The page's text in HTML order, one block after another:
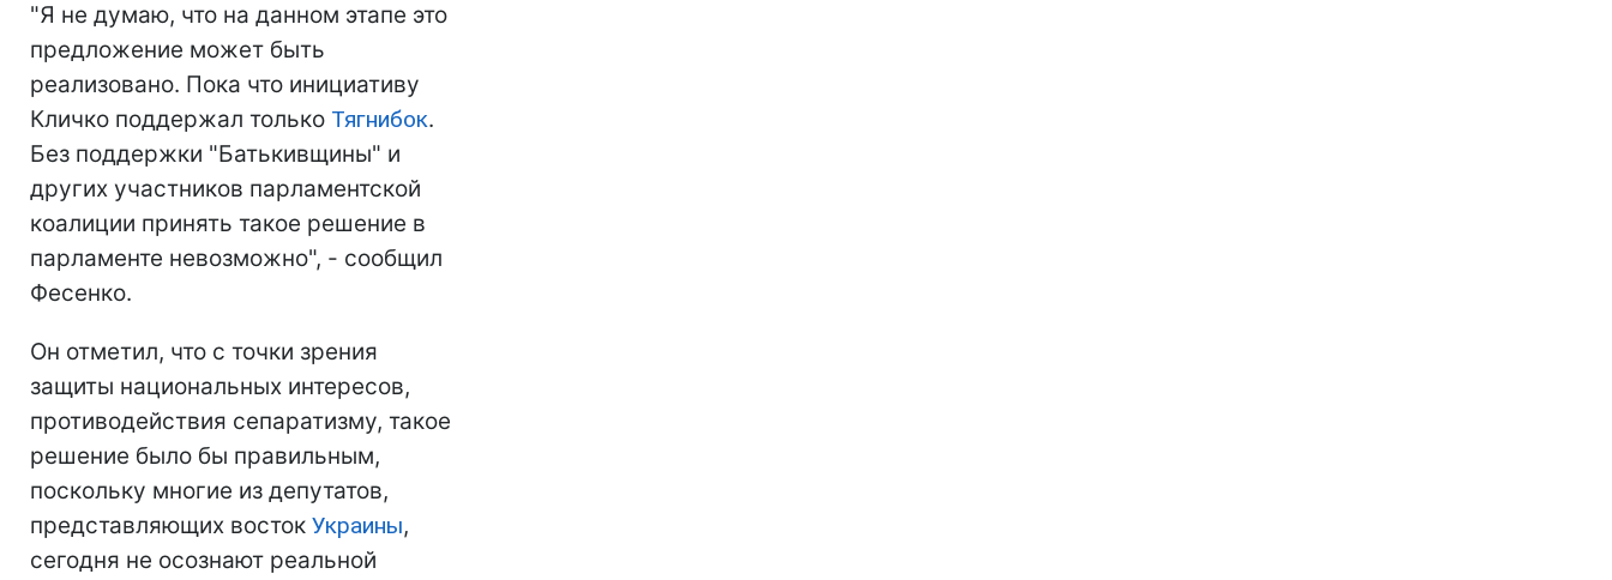
"Я не думаю, что на данном этапе это
предложение может быть
реализовано. Пока что инициативу
Кличко поддержал только Тягнибок.
Без поддержки "Батькивщины" и
других участников парламентской
коалиции принять такое решение в
парламенте невозможно", - сообщил
Фесенко.
Он отметил, что с точки зрения
защиты национальных интересов,
противодействия сепаратизму, такое
решение было бы правильным,
поскольку многие из депутатов,
представляющих восток Украины,
сегодня не осознают реальной